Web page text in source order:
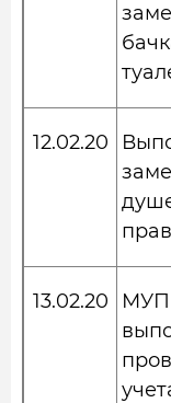
12.02.20
13.02.20
МУП